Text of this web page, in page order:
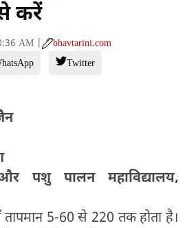
करें
AM |
bhavtarini.com
Twitter
पशु पालन महाविद्यालय,
तापमान 5-60 से 220 तक होता है।